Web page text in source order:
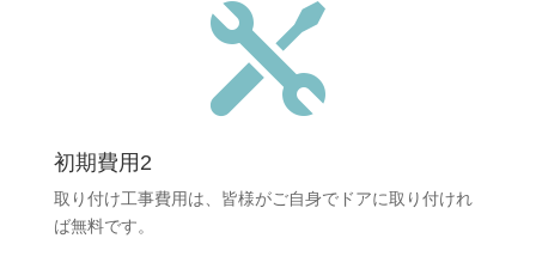

初期費用2
取り付け工事費用は、皆様がご自身でドアに取り付けれ
ば無料です。